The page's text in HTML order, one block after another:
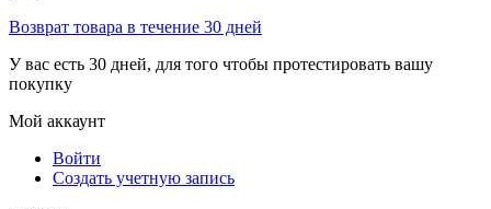
Возврат товара в течение 30 дней
У вас есть 30 дней, для того чтобы протестировать вашу
покупку
Мой аккаунт
Войти
Создать учетную запись